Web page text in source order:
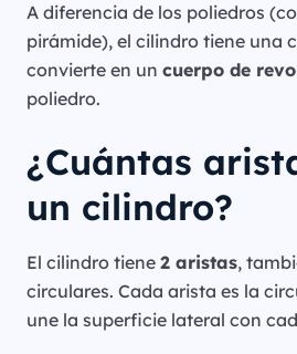
A diferencia de los poliedros
pirámide), el cilindro tiene una
convierte en un cuerpo de
poliedro.
¿Cuántas
un cilindro?
El cilindro tiene 2 aristas,
circulares. Cada arista es la
une la superficie lateral con